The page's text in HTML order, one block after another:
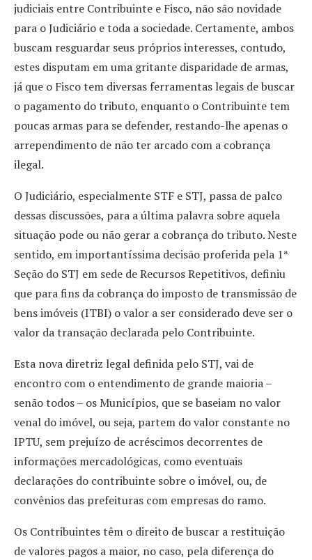
judiciais entre Contribuinte e Fisco, não são novidade
para o Judiciário e toda a sociedade. Certamente, ambos
buscam resguardar seus próprios interesses, contudo,
estes disputam em uma gritante disparidade de armas,
já que o Fisco tem diversas ferramentas legais de buscar
o pagamento do tributo, enquanto o Contribuinte tem
poucas armas para se defender, restando-lhe apenas o
arrependimento de não ter arcado com a cobrança
ilegal.
O Judiciário, especialmente STF e STJ, passa de palco
dessas discussões, para a última palavra sobre aquela
situação pode ou não gerar a cobrança do tributo. Neste
sentido, em importantíssima decisão proferida pela 1ª
Seção do STJ em sede de Recursos Repetitivos, definiu
que para fins da cobrança do imposto de transmissão de
bens imóveis (ITBI) o valor a ser considerado deve ser o
valor da transação declarada pelo Contribuinte.
Esta nova diretriz legal definida pelo STJ, vai de
encontro com o entendimento de grande maioria –
senão todos – os Municípios, que se baseiam no valor
venal do imóvel, ou seja, partem do valor constante no
IPTU, sem prejuízo de acréscimos decorrentes de
informações mercadológicas, como eventuais
declarações do contribuinte sobre o imóvel, ou, de
convênios das prefeituras com empresas do ramo.
Os Contribuintes têm o direito de buscar a restituição
de valores pagos a maior, no caso, pela diferença do